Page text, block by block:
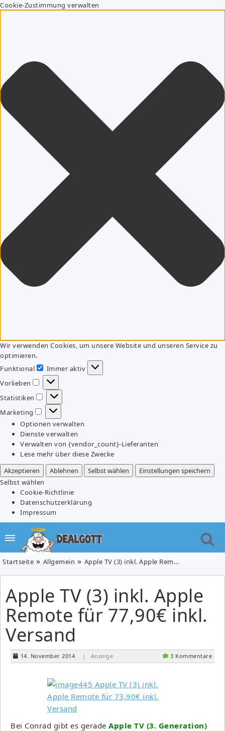
Cookie-Zustimmung verwalten
Wir verwenden Cookies, um unsere Website und unseren Service zu
optimieren.
Funktional
Funktional
Immer aktiv
Vorlieben
Vorlieben
Statistiken
Statistiken
Marketing
Marketing
Optionen verwalten
Dienste verwalten
Verwalten von {vendor_count}-Lieferanten
Lese mehr über diese Zwecke
Akzeptieren
Ablehnen Selbst wählen
Einstellungen speichern
Selbst wählen
Cookie-Richtlinie
Datenschutzerklärung
Impressum
Startseite Allgemein Apple TV (3) inkl. Apple Remote für 77,90€ inkl. Versand
Apple TV (3) inkl. Apple
Remote für 77,90€ inkl.
Versand
14. November 2014 | Anzeige 3 Kommentare
Bei Conrad gibt es gerade Apple TV (3. Generation)